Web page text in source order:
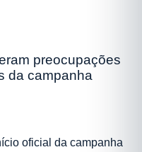
preocupações
da campanha
oficial da campanha